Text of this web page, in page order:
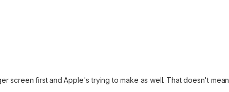
screen first and Apple's trying to make as well. That doesn't mean